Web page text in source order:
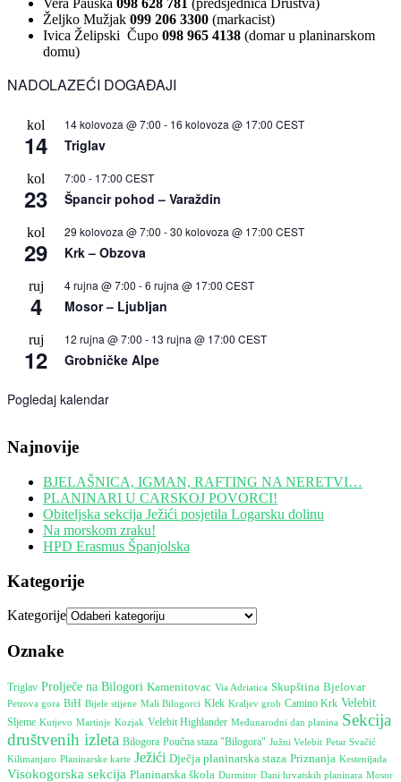
Vera Pauška 098 628 781
(predsjednica Društva)
Željko Mužjak 099 206 3300 (markacist)
Ivica Želipski Čupo 098 965 4138 (domar u planinarskom
domu)
NADOLAZEĆI DOGAĐAJI
kol
14
14 kolovoza @ 7:00 - 16 kolovoza @ 17:00 CEST
Triglav
kol
23
7:00 - 17:00 CEST
Špancir pohod – Varaždin
kol
29
29 kolovoza @ 7:00 -30 kolovoza @ 17:00 CEST
Krk – Obzova
ruj
4
4 rujna @ 7:00 -6 rujna @ 17:00 CEST
Mosor – Ljubljan
ruj
12
12 rujna @ 7:00 - 13 rujna @ 17:00 CEST
Grobničke Alpe
Pogledaj kalendar
Najnovije
BJELAŠNICA, IGMAN, RAFTING NA NERETVI…
PLANINARI U CARSKOJ POVORCI!
Obiteljska sekcija Ježići posjetila Logarsku dolinu
Na morskom zraku!
HPD Erasmus Španjolska
Kategorije
Kategorije
Oznake
Triglav Prolječe na Bilogori Kamenitovac Via Adriatica Skupština Bjelovar
Petrova gora BiH Bijele stijene Mali Bilogorci Klek Kraljev grob Camino Krk Velebit
Sljeme Kutjevo Martinje Kozjak Velebit Highlander Međunarodni dan planina Sekcija
društvenih izleta Bilogora Poučna staza "Bilogora" Južni Velebit Petar Svačić
Kilimanjaro Planinarske karte Ježići Dječja planinarska staza Priznanja Kestenijada
Visokogorska sekcija Planinarska škola Durmitor Dani hrvatskih planinara Mosor